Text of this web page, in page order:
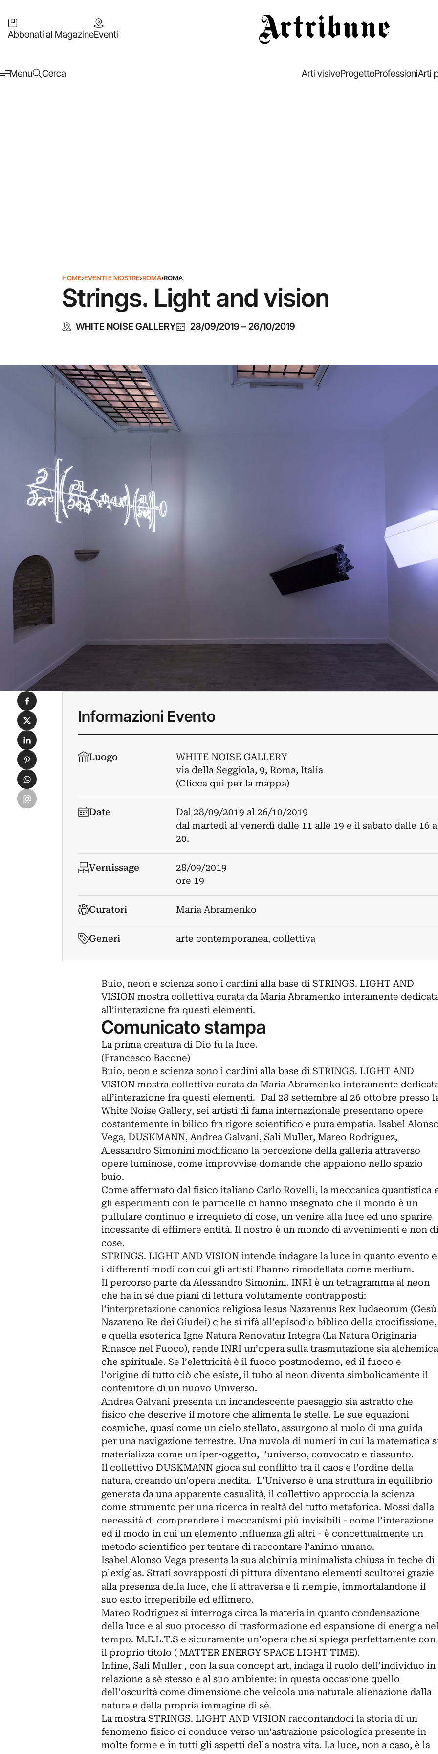
Abbonati al MagazineEventi
Menu Cerca Arti visiveProgettoProfessioniArti
HOME›EVENTI E MOSTRE›ROMA›ROMA
Strings. Light and vision
WHITE NOISE GALLERY 28/09/2019 –26/10/2019
Informazioni Evento
Luogo
WHITE NOISE GALLERY
via della Seggiola, 9, Roma, Italia
(Clicca qui per la mappa)
Date Dal 28/09/2019 al 26/10/2019
dal martedì al venerdì dalle 11 alle 19 e il sabato dalle 16
20.
Vernissage
28/09/2019
ore 19
Curatori Maria Abramenko
Generi arte contemporanea, collettiva
Buio, neon e scienza sono i cardini alla base di STRINGS. LIGHT AND
VISION mostra collettiva curata da Maria Abramenko interamente
all’interazione fra questi elementi.
Comunicato stampa
La prima creatura di Dio fu la luce.
(Francesco Bacone)
Buio, neon e scienza sono i cardini alla base di STRINGS. LIGHT AND
VISION mostra collettiva curata da Maria Abramenko interamente
all’interazione fra questi elementi. Dal 28 settembre al 26 ottobre presso
White Noise Gallery, sei artisti di fama internazionale presentano opere
costantemente in bilico fra rigore scientifico e pura empatia. Isabel
Vega, DUSKMANN, Andrea Galvani, Sali Muller, Mareo Rodriguez,
Alessandro Simonini modificano la percezione della galleria attraverso
opere luminose, come improvvise domande che appaiono nello spazio
buio.
Come affermato dal fisico italiano Carlo Rovelli, la meccanica quantistica
gli esperimenti con le particelle ci hanno insegnato che il mondo è un
pullulare continuo e irrequieto di cose, un venire alla luce ed uno sparire
incessante di effimere entità. Il nostro è un mondo di avvenimenti e non di
cose.
STRINGS. LIGHT AND VISION intende indagare la luce in quanto evento e
i differenti modi con cui gli artisti l’hanno rimodellata come medium.
Il percorso parte da Alessandro Simonini. INRI è un tetragramma al neon
che ha in sé due piani di lettura volutamente contrapposti:
l’interpretazione canonica religiosa Iesus Nazarenus Rex Iudaeorum (Gesù
Nazareno Re dei Giudei) c he si rifà all’episodio biblico della crocifissione,
e quella esoterica Igne Natura Renovatur Integra (La Natura Originaria
Rinasce nel Fuoco), rende INRI un’opera sulla trasmutazione sia alchemica
che spirituale. Se l’elettricità è il fuoco postmoderno, ed il fuoco e
l’origine di tutto ciò che esiste, il tubo al neon diventa simbolicamente il
contenitore di un nuovo Universo.
Andrea Galvani presenta un incandescente paesaggio sia astratto che
fisico che descrive il motore che alimenta le stelle. Le sue equazioni
cosmiche, quasi come un cielo stellato, assurgono al ruolo di una guida
per una navigazione terrestre. Una nuvola di numeri in cui la matematica
materializza come un iper-oggetto, l’universo, convocato e riassunto.
Il collettivo DUSKMANN gioca sul conflitto tra il caos e l’ordine della
natura, creando un'opera inedita. L’Universo è una struttura in equilibrio
generata da una apparente casualità, il collettivo approccia la scienza
come strumento per una ricerca in realtà del tutto metaforica. Mossi dalla
necessità di comprendere i meccanismi più invisibili - come l’interazione
ed il modo in cui un elemento influenza gli altri - è concettualmente un
metodo scientifico per tentare di raccontare l’animo umano.
Isabel Alonso Vega presenta la sua alchimia minimalista chiusa in teche di
plexiglas. Strati sovrapposti di pittura diventano elementi scultorei grazie
alla presenza della luce, che li attraversa e li riempie, immortalandone il
suo esito irreperibile ed effimero.
Mareo Rodriguez si interroga circa la materia in quanto condensazione
della luce e al suo processo di trasformazione ed espansione di energia
tempo. M.E.L.T.S e sicuramente un'opera che si spiega perfettamente con
il proprio titolo ( MATTER ENERGY SPACE LIGHT TIME).
Infine, Sali Muller , con la sua concept art, indaga il ruolo dell’individuo in
relazione a sè stesso e al suo ambiente: in questa occasione quello
dell’oscurità come dimensione che veicola una naturale alienazione dalla
natura e dalla propria immagine di sè.
La mostra STRINGS. LIGHT AND VISION raccontandoci la storia di un
fenomeno fisico ci conduce verso un’astrazione psicologica presente in
molte forme e in tutti gli aspetti della nostra vita. La luce, non a caso, è la
Condividi su Facebook
Condividi su X
Condividi su LinkedIn
Condividi su Pinterest
Condividi su WhatsApp
Condividi su Email